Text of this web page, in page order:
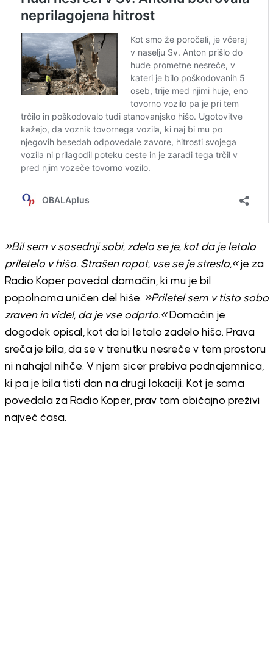
»Bil sem v sosednji sobi, zdelo se je, kot da je letalo
priletelo v hišo. Strašen ropot, vse se je streslo,«je za
Radio Koper povedal domačin, ki mu je bil
popolnoma uničen del hiše. »Priletel sem v tisto sobo
zraven in videl, da je vse odprto.« Domačin je
dogodek opisal, kot da bi letalo zadelo hišo. Prava
sreča je bila, da se v trenutku nesreče v tem prostoru
ni nahajal nihče. V njem sicer prebiva podnajemnica,
ki pa je bila tisti dan na drugi lokaciji. Kot je sama
povedala za Radio Koper, prav tam običajno preživi
največ časa.